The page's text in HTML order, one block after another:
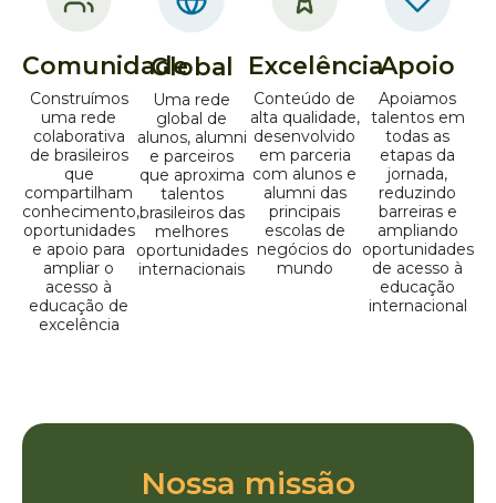
Comunidade
Construímos
uma rede
colaborativa
de brasileiros
que
compartilham
conhecimento,
oportunidades
e apoio para
ampliar o
acesso à
educação de
excelência
Global
Uma rede
global de
alunos, alumni
e parceiros
que aproxima
talentos
brasileiros das
melhores
oportunidades
internacionais
Excelência
Conteúdo de
alta qualidade,
desenvolvido
em parceria
com alunos e
alumni das
principais
escolas de
negócios do
mundo
Apoio
Apoiamos
talentos em
todas as
etapas da
jornada,
reduzindo
barreiras e
ampliando
oportunidades
de acesso à
educação
internacional
Nossa missão